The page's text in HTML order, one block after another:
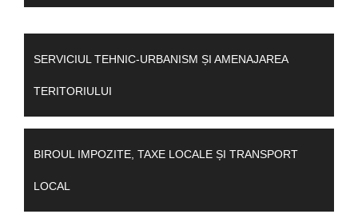
SERVICIUL TEHNIC-URBANISM ȘI AMENAJAREA
TERITORIULUI
BIROUL IMPOZITE, TAXE LOCALE ȘI TRANSPORT
LOCAL